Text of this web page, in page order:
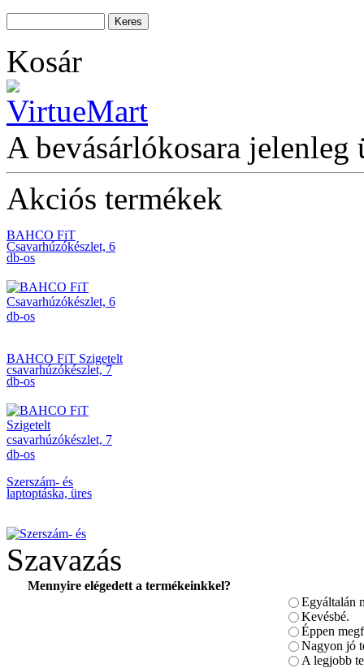
Kosár
A bevásárlókosara jelenleg
Akciós termékek
– 30Nm
BAHCO
DUGÓKULCS
KÉSZLET 3/8-1/4"
BAHCO FiT
Csavarhúzókészlet, 6
db-os
BAHCO FiT Szigetelt
csavarhúzókészlet, 7
db-os
Szerszám- és
laptoptáska, üres
Szavazás
Mennyire elégedett a termékeinkkel?
Egyáltalán
Kevésbé.
Éppen
Nagyon jó
A legjobb